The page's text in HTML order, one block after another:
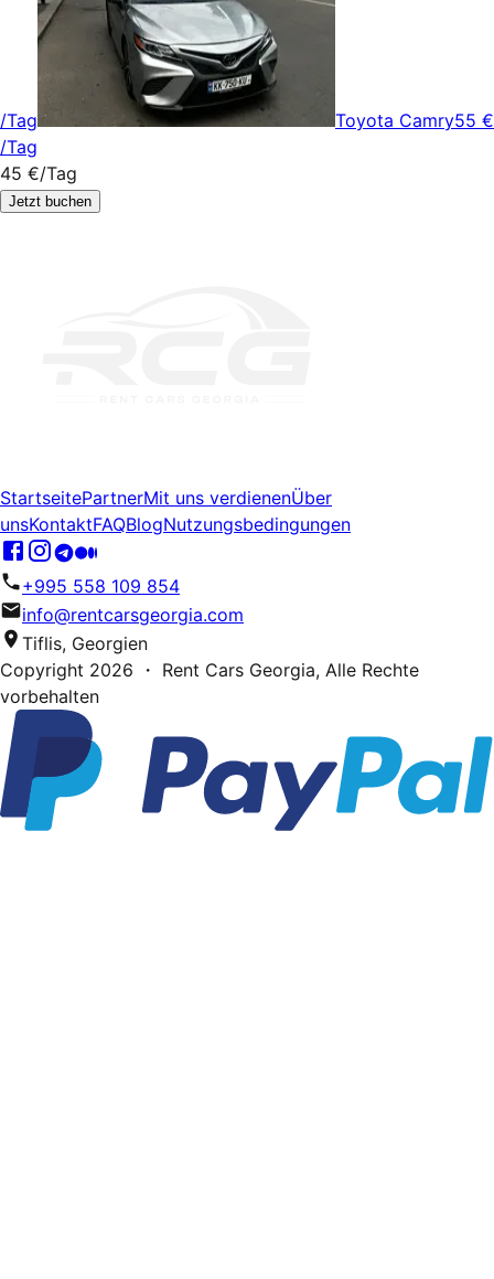
/Tag Toyota Camry55 €
/Tag
45 €/Tag
Jetzt buchen
StartseitePartnerMit uns verdienenÜber
unsKontaktFAQBlogNutzungsbedingungen
+995 558 109 854
info@rentcarsgeorgia.com
Tiflis, Georgien
Copyright 2026 ・ Rent Cars Georgia, Alle Rechte
vorbehalten